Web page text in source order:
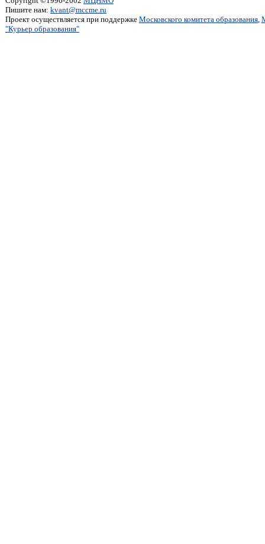
Пишите нам: kvant@mccme.ru
Проект осуществляется при поддержке Московского комитета образования,
"Курьер образования"